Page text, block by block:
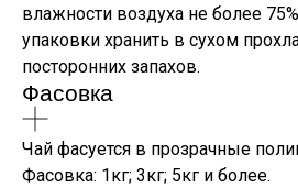
влажности воздуха не более
упаковки хранить в сухом
посторонних запахов.
Фасовка
Чай фасуется в прозрачные
Фасовка: 1кг; 3кг; 5кг и более.